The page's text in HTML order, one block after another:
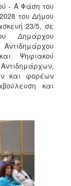
- Ά Φάση του
του Δήμου
23/5, σε
Δημάρχου
Ψηφιακού
και φορέων
και